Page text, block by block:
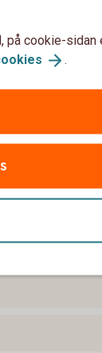
på cookie-sidan
.